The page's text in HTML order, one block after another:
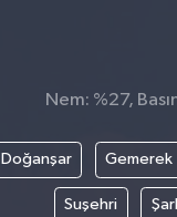
Nem: %27,
Doğanşar Gemerek
Suşehri